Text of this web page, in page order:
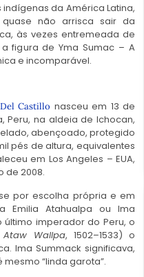
da América Latina,
não arrisca sair da
às vezes entremeada de
figura de Yma Sumac – A
e incomparável.
Castillo nasceu em 13 de
Peru, na aldeia de Ichocan,
abençoado, protegido
pés de altura, equivalentes
em Los Angeles – EUA,
de 2008.
por escolha própria e em
Emilia Atahualpa ou Ima
imperador do Peru, o
Ataw Wallpa, 1502–1533) o
Ima Summack significava,
mesmo “linda garota”.